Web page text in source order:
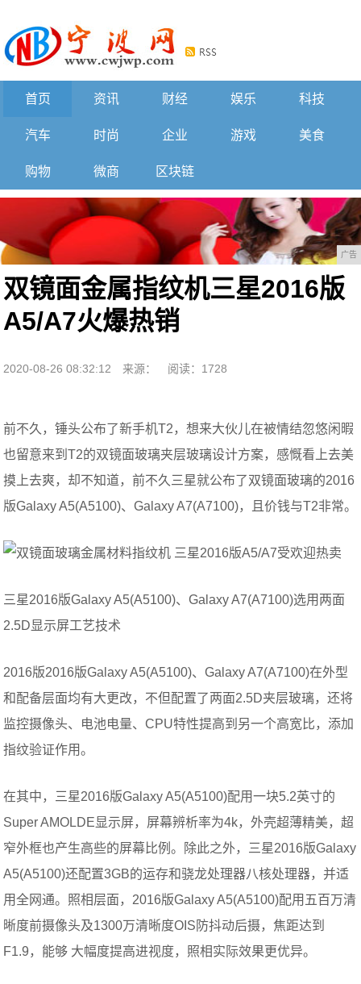
首页 资讯 财经 娱乐 科技
汽车 时尚 企业 游戏 美食
购物 微商 区块链
广告
双镜面金属指纹机三星2016版
A5/A7火爆热销
2020-08-26 08:32:12 来源： 阅读：1728
前不久，锤头公布了新手机T2，想来大伙儿在被情结忽悠闲暇
也留意来到T2的双镜面玻璃夹层玻璃设计方案，感慨看上去美
摸上去爽，却不知道，前不久三星就公布了双镜面玻璃的2016
版Galaxy A5(A5100)、Galaxy A7(A7100)，且价钱与T2非常。
三星2016版Galaxy A5(A5100)、Galaxy A7(A7100)选用两面
2.5D显示屏工艺技术
2016版2016版Galaxy A5(A5100)、Galaxy A7(A7100)在外型
和配备层面均有大更改，不但配置了两面2.5D夹层玻璃，还将
监控摄像头、电池电量、CPU特性提高到另一个高宽比，添加
指纹验证作用。
在其中，三星2016版Galaxy A5(A5100)配用一块5.2英寸的
Super AMOLDE显示屏，屏幕辨析率为4k，外壳超薄精美，超
窄外框也产生高些的屏幕比例。除此之外，三星2016版Galaxy
A5(A5100)还配置3GB的运存和骁龙处理器八核处理器，并适
用全网通。照相层面，2016版Galaxy A5(A5100)配用五百万清
晰度前摄像头及1300万清晰度OIS防抖动后摄，焦距达到
F1.9，能够 大幅度提高进视度，照相实际效果更优异。